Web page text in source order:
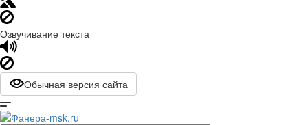
Озвучивание текста
Обычная версия сайта